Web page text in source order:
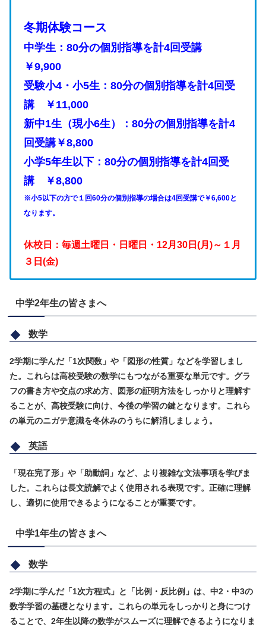
冬期体験コース
中学生：80分の個別指導を計4回受講
￥9,900
受験小4・小5生：80分の個別指導を計4回受
講 ￥11,000
新中1生（現小6生）：80分の個別指導を計4
回受講￥8,800
小学5年生以下：80分の個別指導を計4回受
講 ￥8,800
※小5以下の方で１回60分の個別指導の場合は4回受講で￥6,600と
なります。
休校日：毎週土曜日・日曜日・12月30日(月)～１月
３日(金)
中学2年生の皆さまへ
数学
2学期に学んだ「1次関数」や「図形の性質」などを学習しまし
た。これらは高校受験の数学にもつながる重要な単元です。グラ
フの書き方や交点の求め方、図形の証明方法をしっかりと理解す
ることが、高校受験に向け、今後の学習の鍵となります。これら
の単元のニガテ意識を冬休みのうちに解消しましょう。
英語
「現在完了形」や「助動詞」など、より複雑な文法事項を学びま
した。これらは長文読解でよく使用される表現です。正確に理解
し、適切に使用できるようになることが重要です。
中学1年生の皆さまへ
数学
2学期に学んだ「1次方程式」と「比例・反比例」は、中2・中3の
数学学習の基礎となります。これらの単元をしっかりと身につけ
ることで、2年生以降の数学がスムーズに理解できるようになりま